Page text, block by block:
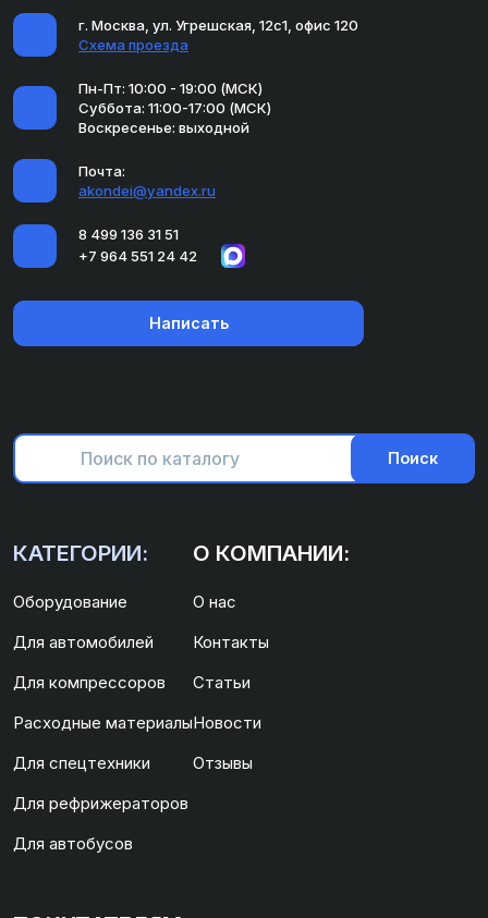
г. Москва, ул. Угрешская, 12с1, офис 120
Схема проезда
Пн-Пт: 10:00 - 19:00 (МСК)
Суббота: 11:00-17:00 (МСК)
Воскресенье: выходной
Почта:
akondei@yandex.ru
8 499 136 31 51
+7 964 551 24 42
Написать
Поиск
КАТЕГОРИИ:
Оборудование
Для автомобилей
Для компрессоров
Расходные материалы
Для спецтехники
Для рефрижераторов
Для автобусов
О КОМПАНИИ:
О нас
Контакты
Статьи
Новости
Отзывы